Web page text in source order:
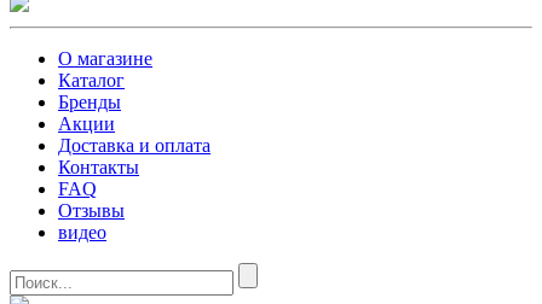
О магазине
Каталог
Бренды
Акции
Доставка и оплата
Контакты
FAQ
Отзывы
видео